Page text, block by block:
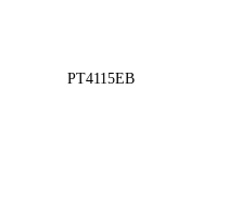
PT4115EB